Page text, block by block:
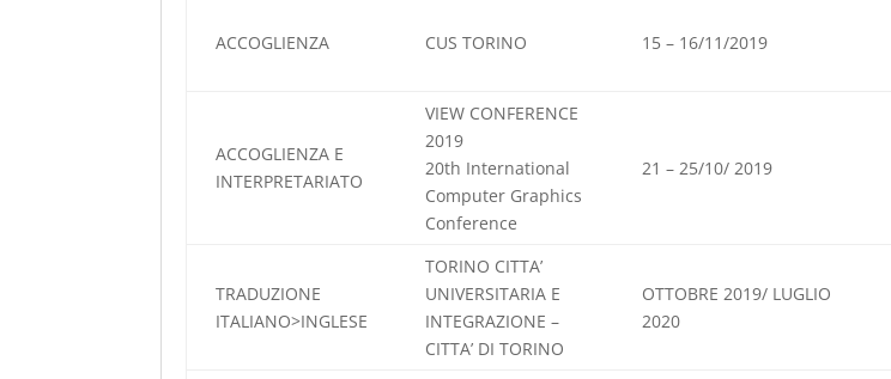
ACCOGLIENZA CUS TORINO 15 – 16/11/2019
ACCOGLIENZA E
INTERPRETARIATO
VIEW CONFERENCE
2019
20th International
Computer Graphics
Conference
21 – 25/10/ 2019
TRADUZIONE
ITALIANO>INGLESE
TORINO CITTA’
UNIVERSITARIA E
INTEGRAZIONE –
CITTA’ DI TORINO
OTTOBRE 2019/ LUGLIO
2020